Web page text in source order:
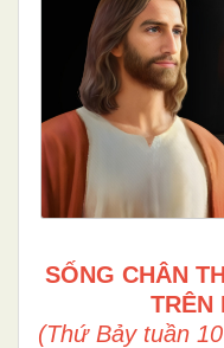
SỐNG CHÂN
TRÊN
(Thứ Bảy tuần